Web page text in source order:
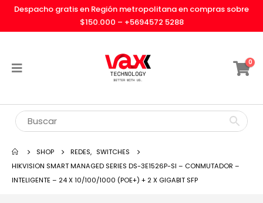
Despacho gratis en Región metropolitana en compras sobre
$150.000 – +5694572 5288
0
SHOP REDES, SWITCHES
HIKVISION SMART MANAGED SERIES DS-3E1526P-SI – CONMUTADOR –
INTELIGENTE – 24 X 10/100/1000 (POE+) + 2 X GIGABIT SFP